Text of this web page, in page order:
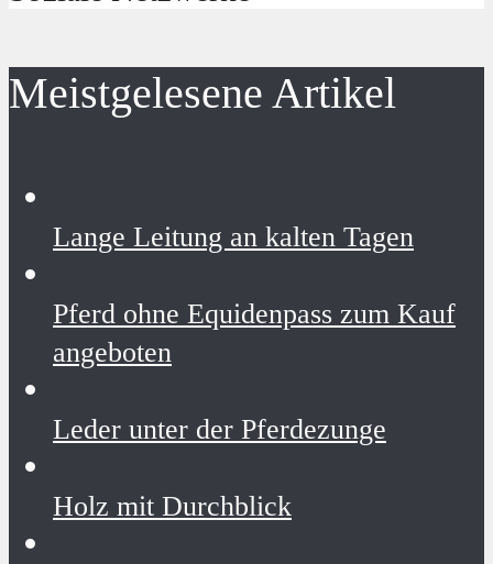
Meistgelesene Artikel
Lange Leitung an kalten Tagen
Pferd ohne Equidenpass zum Kauf
angeboten
Leder unter der Pferdezunge
Holz mit Durchblick